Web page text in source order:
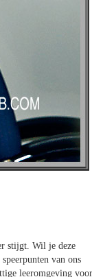
stijgt. Wil je deze
van ons
leeromgeving voor